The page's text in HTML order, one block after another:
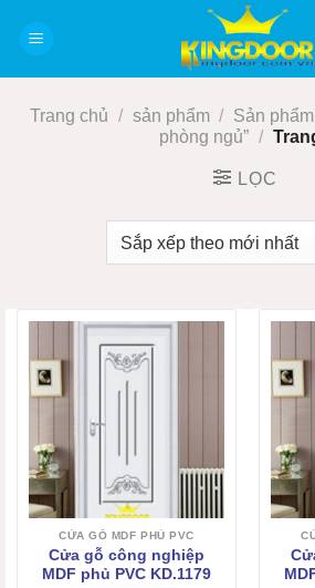
Trang chủ / sản phẩm / Sản
phòng ngủ” /
LỌC
CỬA GỖ MDF PHỦ PVC
Cửa gỗ công nghiệp
MDF phủ PVC KD.1179